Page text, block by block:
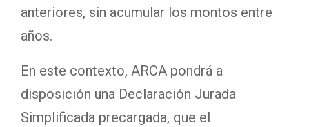
anteriores, sin acumular los montos entre
años.
En este contexto, ARCA pondrá a
disposición una Declaración Jurada
Simplificada precargada, que el